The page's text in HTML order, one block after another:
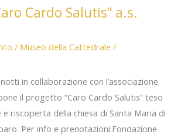
Cardo Salutis” a.s.
/ Museo della Cattedrale /
in collaborazione con l’associazione
il progetto “Caro Cardo Salutis” teso
e riscoperta della chiesa di Santa Maria di
Per info e prenotazioni:Fondazione